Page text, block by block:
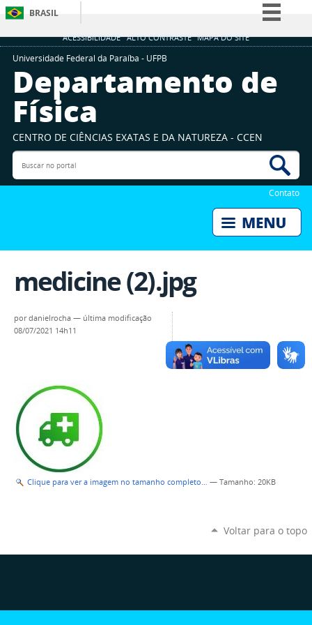
ACESSIBILIDADE ALTO CONTRASTE MAPA DO SITE
BRASIL
Simplifique!
Participe
Universidade Federal da Paraíba - UFPB
Departamento de
Física
CENTRO DE CIÊNCIAS EXATAS E DA NATUREZA - CCEN
Buscar no portal
Contato
medicine (2).jpg
pordanielrocha — última modificação
08/07/2021 14h11
Clique para ver a imagem no tamanho completo… — Tamanho: 20KB
Voltar para o topo